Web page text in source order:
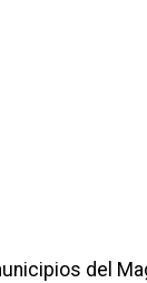
del